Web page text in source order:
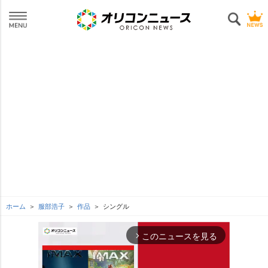
ホーム 服部浩子 作品 シングル
arrow_forward_ios このニュースを見る